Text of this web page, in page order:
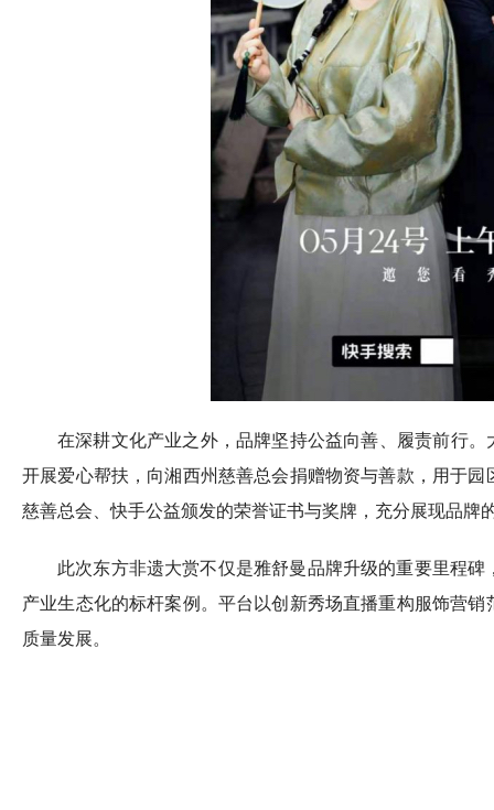
在深耕文化产业之外，品牌坚持公益向善、履责前行
开展爱心帮扶，向湘西州慈善总会捐赠物资与善款，用于
慈善总会、快手公益颁发的荣誉证书与奖牌，充分展现品牌
此次东方非遗大赏不仅是雅舒曼品牌升级的重要里程
产业生态化的标杆案例。平台以创新秀场直播重构服饰营
质量发展。